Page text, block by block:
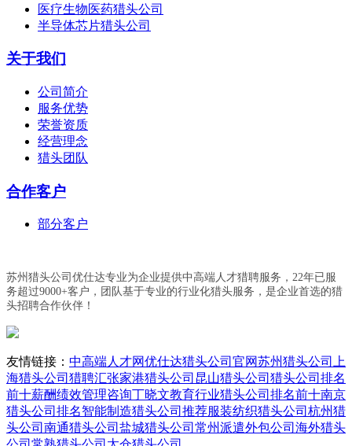
医疗生物医药猎头公司
半导体芯片猎头公司
关于我们
公司简介
服务优势
荣誉资质
经营理念
猎头团队
合作客户
部分客户
苏州猎头公司优仕达专业为企业提供中高端人才猎聘服务，22年已服
务超过9000+客户，团队基于专业的行业化猎头服务，是企业首选的猎
头招聘合作伙伴！
友情链接： 中高端人才网优仕达猎头公司官网苏州猎头公司 上
海猎头公司 猎聘汇张家港猎头公司 昆山猎头公司 猎头公司排名
前十薪酬绩效管理咨询丁晓文教育行业猎头公司排名前十南京
猎头公司排名智能制造猎头公司推荐服装纺织猎头公司 杭州猎
头公司 南通猎头公司 盐城猎头公司 常州派遣外包公司 海外猎头